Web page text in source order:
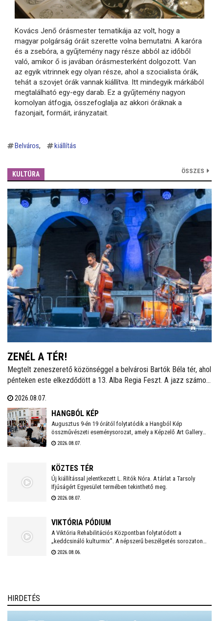
Kovács Jenő órásmester tematikája az volt, hogy a
magyar polgárság óráit szerette volna bemutatni. A karóra
és a zsebóra, a gyűjtemény nagy része abból az időből
való, amikor ő is javában órásmesterként dolgozott. Van
az egyik vitrinnek egy olyan része, ahol a szocialista órák,
tehát a szovjet órák vannak kiállítva. Itt mindegyik márkából
megtalálható egy-egy darab. Ez a gyűjtemény nagyon
komolyan átfogja, összefoglalja az akkori óráknak a
fazonjait, formáit, irányzatait.
Belváros kiállítás
KULTÚRA ÖSSZES
ZENÉL A TÉR!
Megtelt zeneszerető közönséggel a belvárosi Bartók Béla tér, ahol
pénteken este elkezdődött a 13. Alba Regia Feszt. A jazz számos
Iskola végzős diákjainak fellépése nyitotta. Itt és a Szent István
Király Múzeum Díszudvarán szombaton és vasárnap este is
ingyenes koncertek várják a fehérváriakat és minden kedves
vendéget.
2026.08.07.
HANGBÓL KÉP
Augusztus 9-én 19 órától folytatódik a Hangból Kép
összművészeti eseménysorozat, amely a Képzelő Art Gallery
művészeti közösségéhez kapcsolódó kezdeményezésként,
2026.08.07.
KÖZTES TÉR
Új kiállítással jelentkezett L. Ritók Nóra. A tárlat a Tarsoly
Ifjúságért Egyesület termében tekinthető meg.
2026.08.07.
VIKTÓRIA PÓDIUM
A Viktória Rehabilitációs Központban folytatódott a
„keddcsináló kulturmix”. A népszerű beszélgetés sorozaton
ezúttal is kivételes vendégek tisztelték meg a Viktória Pódium
2026.08.06.
HIRDETÉS